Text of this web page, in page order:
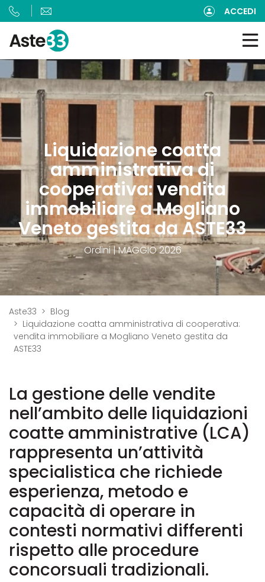
ACCEDI
Liquidazione coatta
amministrativa di
cooperativa: vendita
immobiliare a Mogliano
Veneto gestita da ASTE33
Ordini | MAGGIO 2026
Aste33
Blog
Liquidazione coatta amministrativa di cooperativa:
vendita immobiliare a Mogliano Veneto gestita da
ASTE33
La gestione delle vendite
nell’ambito delle liquidazioni
coatte amministrative (LCA)
rappresenta un’attività
specialistica che richiede
esperienza, metodo e
capacità di operare in
contesti normativi differenti
rispetto alle procedure
concorsuali tradizionali.